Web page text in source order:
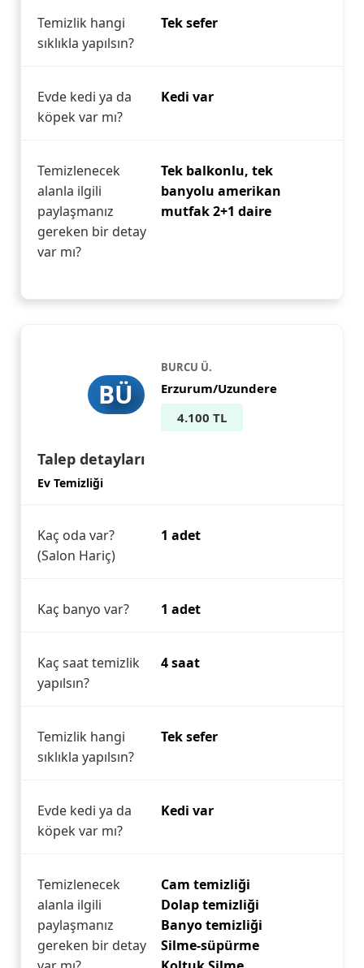
Temizlik hangi
sıklıkla yapılsın?
Tek sefer
Evde kedi ya da
köpek var mı?
Kedi var
Temizlenecek
alanla ilgili
paylaşmanız
gereken bir detay
var mı?
Tek balkonlu, tek
banyolu amerikan
mutfak 2+1 daire
BÜ
BURCU Ü.
Erzurum/Uzundere
4.100 TL
Talep detayları
Ev Temizliği
Kaç oda var?
(Salon Hariç)
1 adet
Kaç banyo var? 1 adet
Kaç saat temizlik
yapılsın?
4 saat
Temizlik hangi
sıklıkla yapılsın?
Tek sefer
Evde kedi ya da
köpek var mı?
Kedi var
Temizlenecek
alanla ilgili
paylaşmanız
gereken bir detay
Cam temizliği
Dolap temizliği
Banyo temizliği
Silme-süpürme